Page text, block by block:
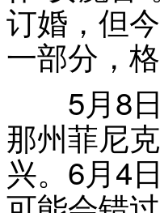
订婚，但
一部分，
5月8日
那州菲尼
兴。6月4